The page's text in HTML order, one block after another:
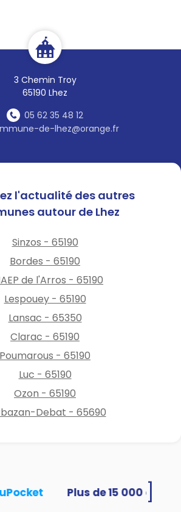
3 Chemin Troy
65190 Lhez
05 62 35 48 12
de-lhez@orange.fr
l'actualité des autres
autour de Lhez
Sinzos - 65190
Bordes - 65190
de l'Arros - 65190
Lespouey - 65190
Lansac - 65350
Clarac - 65190
Poumarous - 65190
Luc - 65190
Ozon - 65190
Debat - 65690